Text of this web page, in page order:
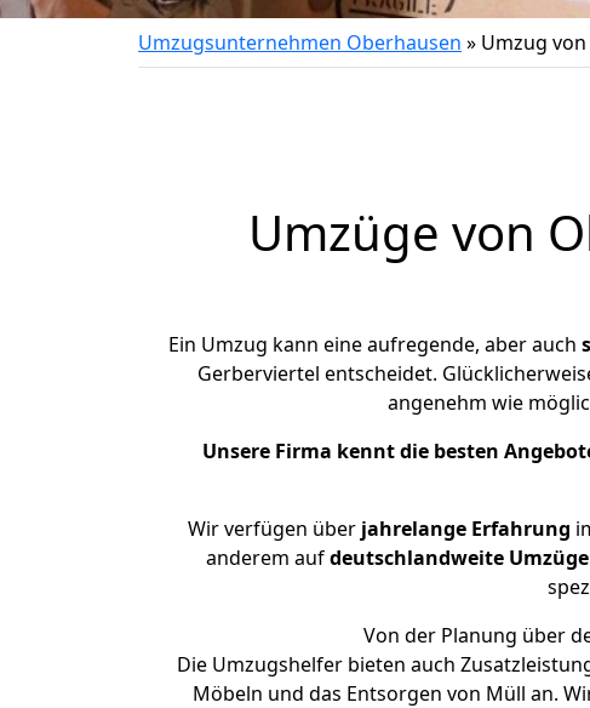
Umzugsunternehmen Oberhausen » Umzug
Umzüge von
Ein Umzug kann eine aufregende, aber auch
Gerberviertel entscheidet.
angenehm wie
Unsere Firma kennt die besten
Wir verfügen überjahrelange Erfahrung
anderem aufdeutschlandweite
Von der Planung über
Die Umzugshelfer bieten auch
Möbeln und das Entsorgen von Müll an.